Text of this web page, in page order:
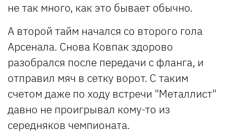
не так много, как это бывает обычно.
А второй тайм начался со второго гола
Арсенала. Снова Ковпак здорово
разобрался после передачи с фланга, и
отправил мяч в сетку ворот. С таким
счетом даже по ходу встречи "Металлист"
давно не проигрывал кому-то из
середняков чемпионата.